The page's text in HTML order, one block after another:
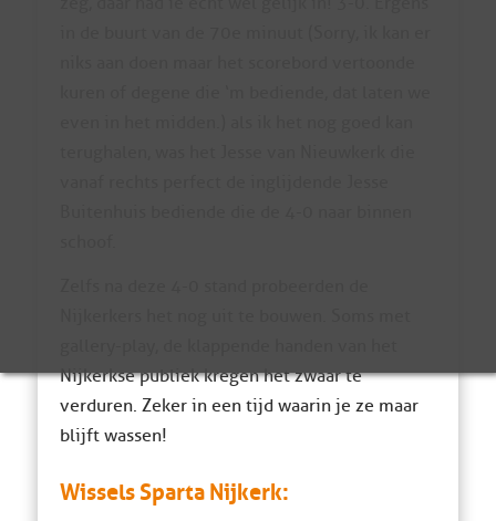
Nijkerkse publiek kregen het zwaar te
verduren. Zeker in een tijd waarin je ze maar
blijft wassen!
Wissels Sparta Nijkerk: